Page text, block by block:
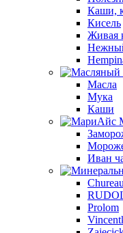
Каши,
Кисель
Живая
Масла
Мука
Каши
Иван
Chureau
Prolom